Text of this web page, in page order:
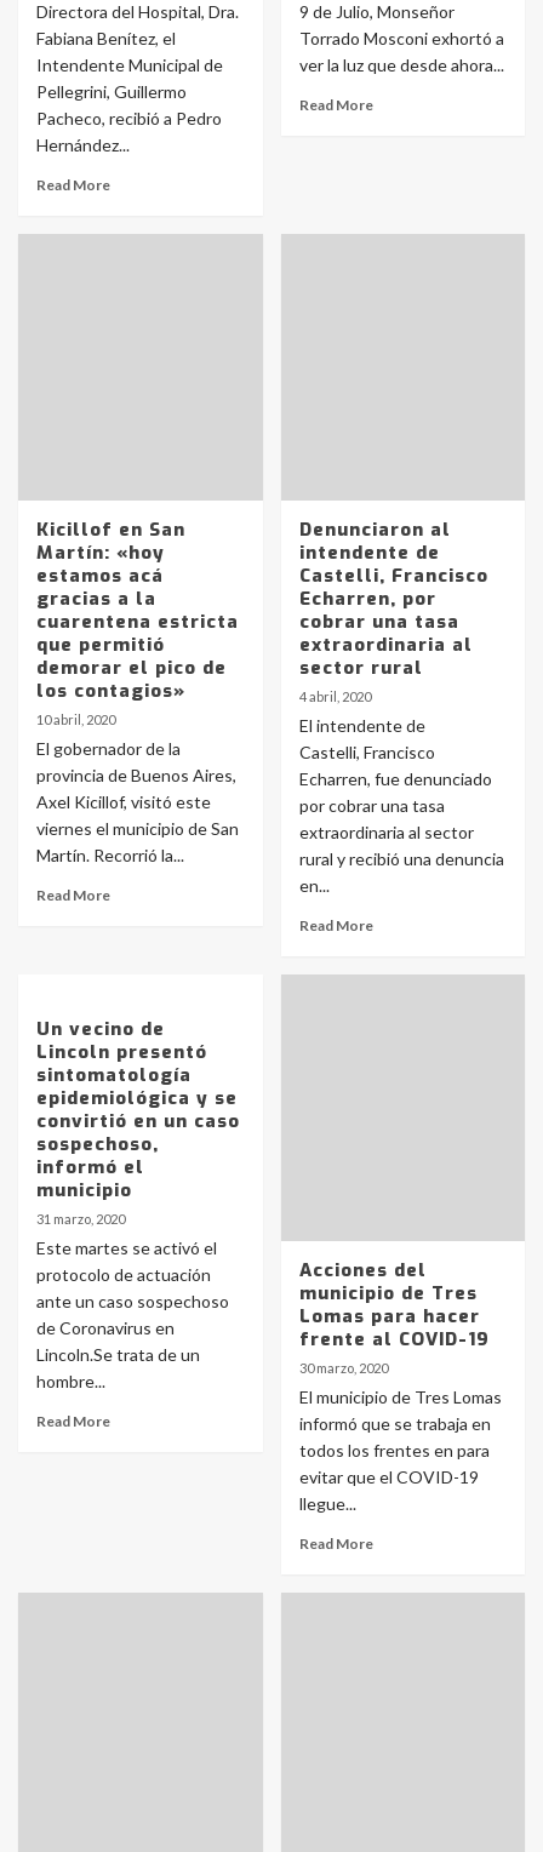
Directora del Hospital, Dra.
Fabiana Benítez, el
Intendente Municipal de
Pellegrini, Guillermo
Pacheco, recibió a Pedro
Hernández...
Read More
9 de Julio, Monseñor
Torrado Mosconi exhortó a
ver la luz que desde ahora...
Read More
Kicillof en San
Martín: «hoy
estamos acá
gracias a la
cuarentena estricta
que permitió
demorar el pico de
los contagios»
10 abril, 2020
El gobernador de la
provincia de Buenos Aires,
Axel Kicillof, visitó este
viernes el municipio de San
Martín. Recorrió la...
Read More
Denunciaron al
intendente de
Castelli, Francisco
Echarren, por
cobrar una tasa
extraordinaria al
sector rural
4 abril, 2020
El intendente de
Castelli, Francisco
Echarren, fue denunciado
por cobrar una tasa
extraordinaria al sector
rural y recibió una denuncia
en...
Read More
Un vecino de
Lincoln presentó
sintomatología
epidemiológica y se
convirtió en un caso
sospechoso,
informó el
municipio
31 marzo, 2020
Este martes se activó el
protocolo de actuación
ante un caso sospechoso
de Coronavirus en
Lincoln.Se trata de un
hombre...
Read More
Acciones del
municipio de Tres
Lomas para hacer
frente al COVID-19
30 marzo, 2020
El municipio de Tres Lomas
informó que se trabaja en
todos los frentes en para
evitar que el COVID-19
llegue...
Read More